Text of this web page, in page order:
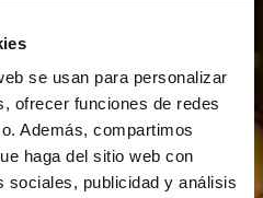
se usan para personalizar
ofrecer funciones de redes
Además, compartimos
haga del sitio web con
sociales, publicidad y análisis